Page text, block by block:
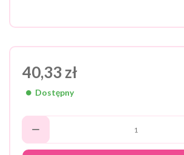
40,33 zł
Dostępny